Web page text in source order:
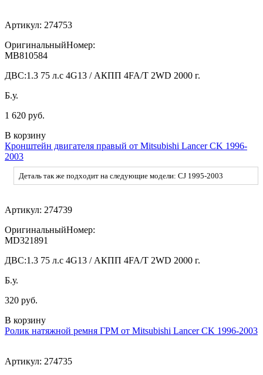
Артикул: 274753
ОригинальныйНомер:
MB810584
ДВС:1.3 75 л.с 4G13 / АКПП 4FA/T 2WD 2000 г.
Б.у.
1 620 руб.
В корзину
Кронштейн двигателя правый от Mitsubishi Lancer CK 1996-
2003
Деталь так же подходит на следующие модели: CJ 1995-2003
Артикул: 274739
ОригинальныйНомер:
MD321891
ДВС:1.3 75 л.с 4G13 / АКПП 4FA/T 2WD 2000 г.
Б.у.
320 руб.
В корзину
Ролик натяжной ремня ГРМ от Mitsubishi Lancer CK 1996-2003
Артикул: 274735